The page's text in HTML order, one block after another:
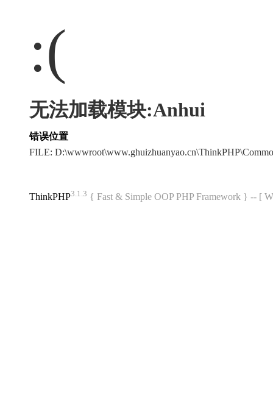
:(
无法加载模块:Anhui
错误位置
FILE:
ThinkPHP3.1.3 { Fast & Simple OOP PHP Framework } -- [